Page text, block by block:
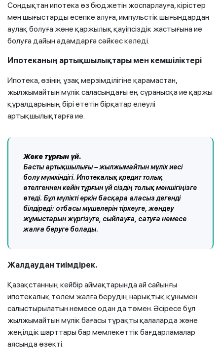
Сондықтан ипотека өз бюджетін жоспарлауға, кірістер
мен шығыстарды есепке алуға, импульстік шығындардан
аулақ болуға және қаржылық қауіпсіздік жастығына ие
болуға дайын адамдарға сәйкес келеді.
Ипотеканың артықшылықтары мен кемшіліктері
Ипотека, өзінің ұзақ мерзімділігіне қарамастан,
жылжымайтын мүлік саласындағы ең сұранысқа ие қаржы
құралдарының бірі ететін бірқатар елеулі
артықшылықтарға ие.
Жеке тұрғын үй.
Басты артықшылығы – жылжымайтын мүлік иесі
болу мүмкіндігі. Ипотекалық кредит толық
өтелгеннен кейін тұрғын үй сіздің толық меншігіңізге
өтеді. Бұл мүлікті еркін басқара аласыз дегенді
білдіреді: отбасы мүшелерін тіркеуге, жөндеу
жұмыстарын жүргізуге, сыйлауға, сатуға немесе
жалға беруге болады.
Жалдаудан тиімдірек.
Қазақстанның кейбір аймақтарында ай сайынғы
ипотекалық төлем жалға берудің нарықтық құнымен
салыстырылатын немесе одан да төмен. Әсіресе бұл
жылжымайтын мүлік бағасы тұрақты қалаларда және
жеңілдік шарттары бар мемлекеттік бағдарламалар
аясында өзекті.